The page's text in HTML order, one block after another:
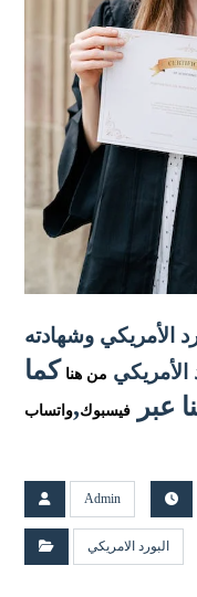
الأمريكي وشهادته
من هنا كما
عبر
فيسبوك,واتساب
Admin
البورد الامريكي